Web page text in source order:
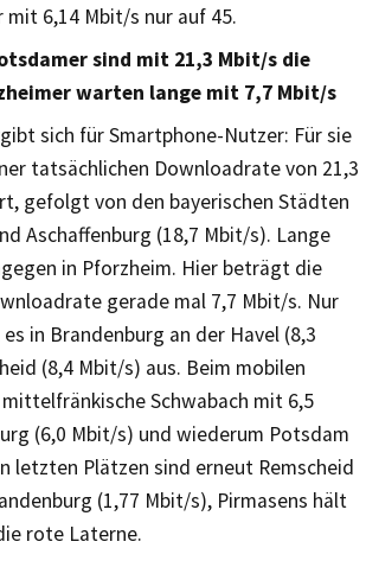
6,14 Mbit/s nur auf 45.
sind mit 21,3 Mbit/s die
warten lange mit 7,7 Mbit/s
sich für Smartphone-Nutzer: Für sie
tatsächlichen Downloadrate von 21,3
gefolgt von den bayerischen Städten
Aschaffenburg (18,7 Mbit/s). Lange
in Pforzheim. Hier beträgt die
gerade mal 7,7 Mbit/s. Nur
in Brandenburg an der Havel (8,3
(8,4 Mbit/s) aus. Beim mobilen
Schwabach mit 6,5
(6,0 Mbit/s) und wiederum Potsdam
letzten Plätzen sind erneut Remscheid
(1,77 Mbit/s), Pirmasens hält
rote Laterne.